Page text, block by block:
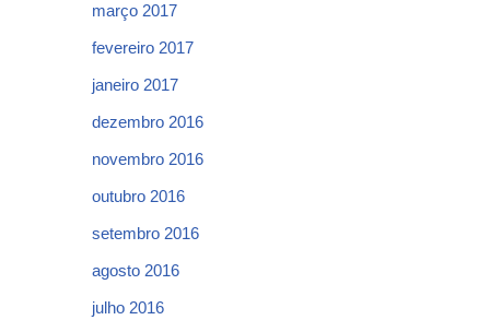
março 2017
fevereiro 2017
janeiro 2017
dezembro 2016
novembro 2016
outubro 2016
setembro 2016
agosto 2016
julho 2016